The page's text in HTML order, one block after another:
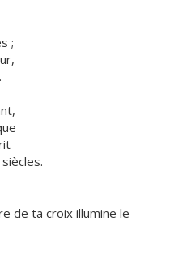
;
de ta croix illumine le